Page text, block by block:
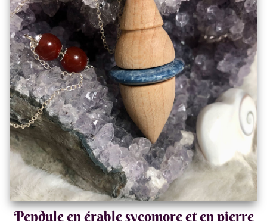
Pendule en érable sycomore et en pierre